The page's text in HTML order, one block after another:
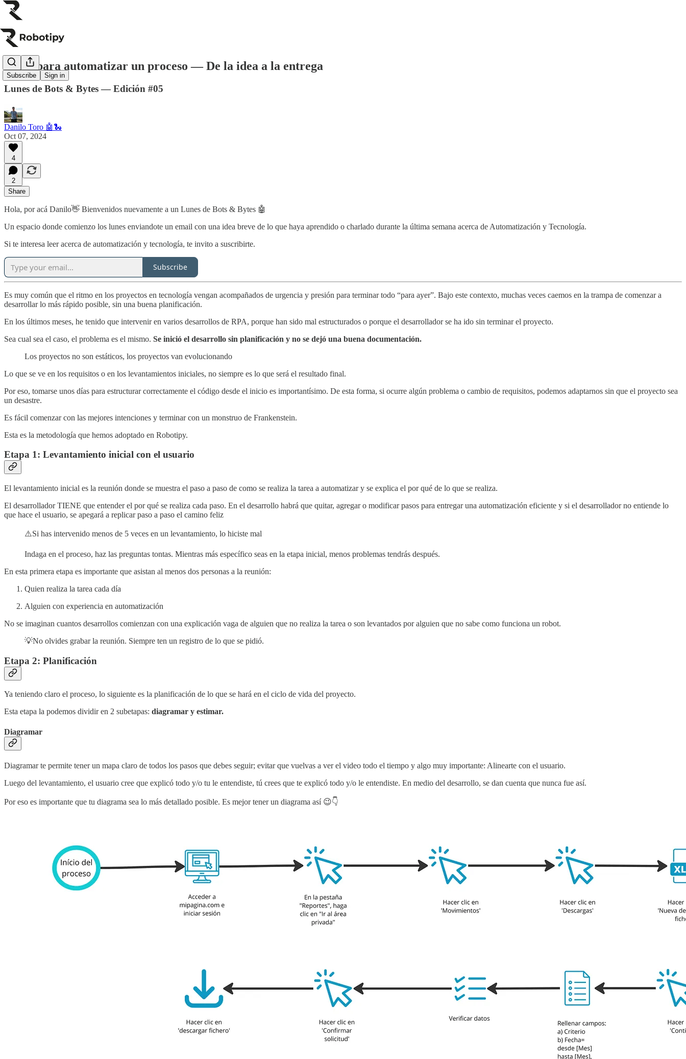
Subscribe Sign in
Pasos para automatizar un proceso — De la idea a la entrega
Lunes de Bots & Bytes — Edición #05
Danilo Toro 🤖🐍
Oct 07, 2024
4
2
Share
Hola, por acá Danilo👋 Bienvenidos nuevamente a un Lunes de Bots & Bytes 🤖
Un espacio donde comienzo los lunes enviandote un email con una idea breve de lo que haya aprendido o charlado durante la última semana acerca de Automatización y Tecnología.
Si te interesa leer acerca de automatización y tecnología, te invito a suscribirte.
Subscribe
Es muy común que el ritmo en los proyectos en tecnología vengan acompañados de urgencia y presión para terminar todo “para ayer”. Bajo este contexto, muchas veces caemos en la trampa de comenzar a
desarrollar lo más rápido posible, sin una buena planificación.
En los últimos meses, he tenido que intervenir en varios desarrollos de RPA, porque han sido mal estructurados o porque el desarrollador se ha ido sin terminar el proyecto.
Sea cual sea el caso, el problema es el mismo. Se inició el desarrollo sin planificación y no se dejó una buena documentación.
Los proyectos no son estáticos, los proyectos van evolucionando
Lo que se ve en los requisitos o en los levantamientos iniciales, no siempre es lo que será el resultado final.
Por eso, tomarse unos días para estructurar correctamente el código desde el inicio es importantísimo. De esta forma, si ocurre algún problema o cambio de requisitos, podemos adaptarnos sin que el proyecto sea
un desastre.
Es fácil comenzar con las mejores intenciones y terminar con un monstruo de Frankenstein.
Esta es la metodología que hemos adoptado en Robotipy.
Etapa 1: Levantamiento inicial con el usuario
El levantamiento inicial es la reunión donde se muestra el paso a paso de como se realiza la tarea a automatizar y se explica el por qué de lo que se realiza.
El desarrollador TIENE que entender el por qué se realiza cada paso. En el desarrollo habrá que quitar, agregar o modificar pasos para entregar una automatización eficiente y si el desarrollador no entiende lo
que hace el usuario, se apegará a replicar paso a paso el camino feliz
⚠️Si has intervenido menos de 5 veces en un levantamiento, lo hiciste mal
Indaga en el proceso, haz las preguntas tontas. Mientras más específico seas en la etapa inicial, menos problemas tendrás después.
En esta primera etapa es importante que asistan al menos dos personas a la reunión:
Quien realiza la tarea cada día
Alguien con experiencia en automatización
No se imaginan cuantos desarrollos comienzan con una explicación vaga de alguien que no realiza la tarea o son levantados por alguien que no sabe como funciona un robot.
💡No olvides grabar la reunión. Siempre ten un registro de lo que se pidió.
Etapa 2: Planificación
Ya teniendo claro el proceso, lo siguiente es la planificación de lo que se hará en el ciclo de vida del proyecto.
Esta etapa la podemos dividir en 2 subetapas: diagramar y estimar.
Diagramar
Diagramar te permite tener un mapa claro de todos los pasos que debes seguir; evitar que vuelvas a ver el video todo el tiempo y algo muy importante: Alinearte con el usuario.
Luego del levantamiento, el usuario cree que explicó todo y/o tu le entendiste, tú crees que te explicó todo y/o le entendiste. En medio del desarrollo, se dan cuenta que nunca fue así.
Por eso es importante que tu diagrama sea lo más detallado posible. Es mejor tener un diagrama así 😉👇